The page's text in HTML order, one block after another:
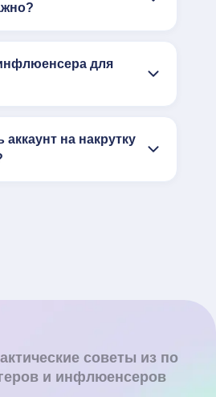
для
аккаунт на накрутку
советы из по
и инфлюенсеров